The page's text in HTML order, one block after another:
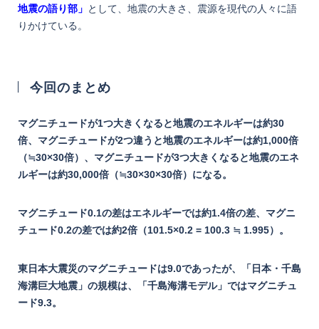
地震の語り部」 として、地震の大きさ、震源を現代の人々に語
りかけている。
今回のまとめ
マグニチュードが1つ大きくなると地震のエネルギーは約30
倍、マグニチュードが2つ違うと地震のエネルギーは約1,000倍
（≒30×30倍）、マグニチュードが3つ大きくなると地震のエネ
ルギーは約30,000倍（≒30×30×30倍）になる。
マグニチュード0.1の差はエネルギーでは約1.4倍の差、マグニ
チュード0.2の差では約2倍（101.5×0.2 = 100.3 ≒ 1.995）。
東日本大震災のマグニチュードは9.0であったが、
「日本・千島
海溝巨大地震」の規模は、「千島海溝モデル」ではマグニチュ
ード9.3。